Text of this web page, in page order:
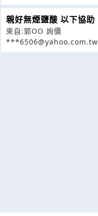
親好無煙鹽酸 以下協助
來自:郭OO 詢價
***6506@yahoo.com.tw